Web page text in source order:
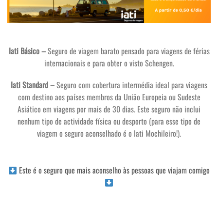
Iati Básico –Seguro de viagem barato pensado para viagens de férias
internacionais e para obter o visto Schengen.
Iati Standard –Seguro com cobertura intermédia ideal para viagens
com destino aos países membros da União Europeia ou Sudeste
Asiático em viagens por mais de 30 dias. Este seguro não inclui
nenhum tipo de actividade física ou desporto (para esse tipo de
viagem o seguro aconselhado é o Iati Mochileiro!).
Este é o seguro que mais aconselho às pessoas que viajam comigo